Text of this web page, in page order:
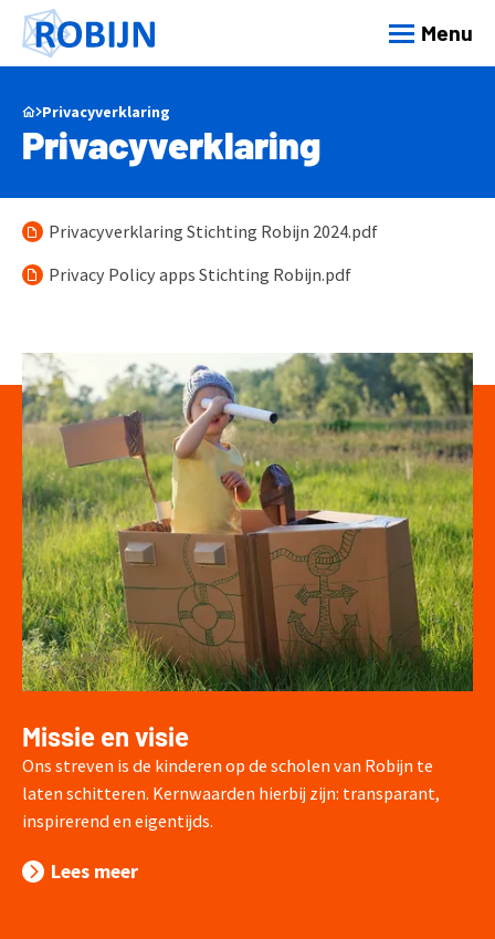
Menu
Privacyverklaring
Privacyverklaring
Privacyverklaring Stichting Robijn 2024.pdf
Privacy Policy apps Stichting Robijn.pdf
Missie en visie
Ons streven is de kinderen op de scholen van Robijn te
laten schitteren. Kernwaarden hierbij zijn: transparant,
inspirerend en eigentijds.
Lees meer